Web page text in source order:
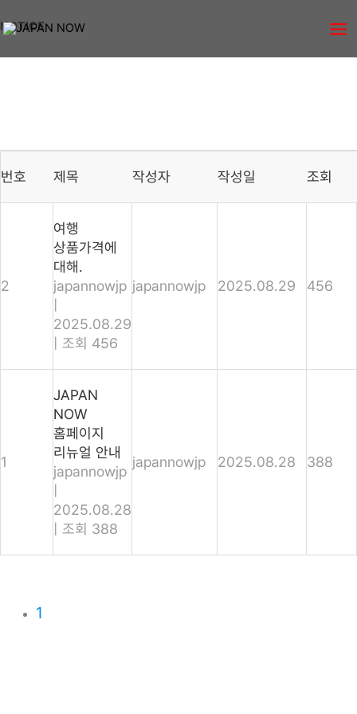
건너뛰기
NOTICE
번호 제목 작성자 작성일 조회
2
여행
상품가격에
대해.
japannowjp
2025.08.29
조회 456
japannowjp 2025.08.29 456
1
JAPAN
NOW
홈페이지
리뉴얼 안내
japannowjp
2025.08.28
조회 388
japannowjp 2025.08.28 388
1